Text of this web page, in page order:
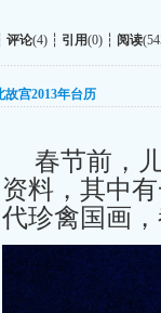
评论(4) ┆ 引用(0) ┆ 阅读
故宫2013年台历
春节前，儿
资料，其中
代珍禽国画